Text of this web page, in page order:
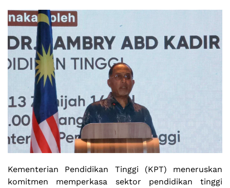
Kementerian Pendidikan Tinggi (KPT) meneruskan
komitmen memperkasa sektor pendidikan tinggi